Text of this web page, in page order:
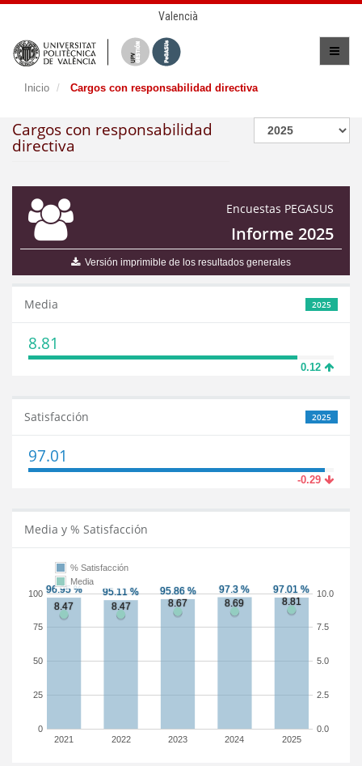
Valencià
Inicio Cargos con responsabilidad directiva
Cargos con responsabilidad
directiva
Encuestas PEGASUS
Informe 2025
Versión imprimible de los resultados generales
2025
Media
8.81
0.12
2025
Satisfacción
97.01
-0.29
Media y % Satisfacción
2021 2022 2023 2024 2025
0
25
50
75
100
0.0
2.5
5.0
7.5
10.0
% Satisfacción
Media